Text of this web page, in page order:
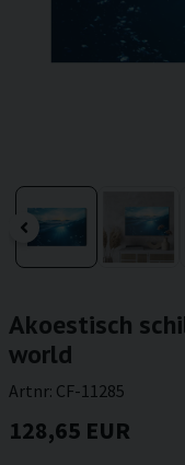
Akoestisch
world
Artnr: CF-11285
128,65 EUR